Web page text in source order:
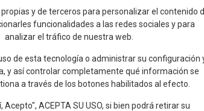
y de terceros para personalizar el contenido
funcionalidades a las redes sociales y para
analizar el tráfico de nuestra web.
de esta tecnología o administrar su configuración
y así controlar completamente qué información se
a través de los botones habilitados al efecto.
Acepto", ACEPTA SU USO, si bien podrá retirar su